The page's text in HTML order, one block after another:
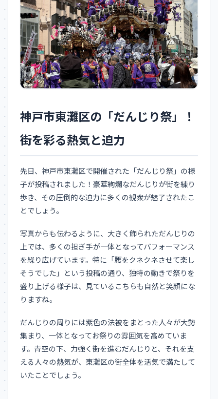
神戸市東灘区の「だんじり祭」！
街を彩る熱気と迫力
先日、神戸市東灘区で開催された「だんじり祭」の様
子が投稿されました！豪華絢爛なだんじりが街を練り
歩き、その圧倒的な迫力に多くの観衆が魅了されたこ
とでしょう。
写真からも伝わるように、大きく飾られただんじりの
上では、多くの担ぎ手が一体となってパフォーマンス
を繰り広げています。特に「腰をクネクネさせて楽し
そうでした」という投稿の通り、独特の動きで祭りを
盛り上げる様子は、見ているこちらも自然と笑顔にな
りますね。
だんじりの周りには紫色の法被をまとった人々が大勢
集まり、一体となってお祭りの雰囲気を高めていま
す。青空の下、力強く街を進むだんじりと、それを支
える人々の熱気が、東灘区の街全体を活気で満たして
いたことでしょう。